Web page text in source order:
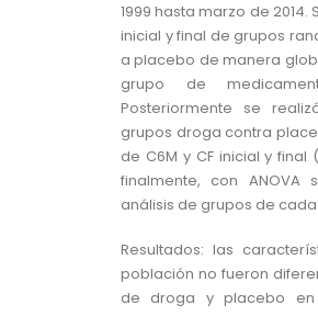
1999 hasta marzo de 2014.
inicial y final de grupos
a placebo de manera
grupo de
Posteriormente se
grupos droga contra
de C6M y CF inicial y final
finalmente, con
análisis de grupos de
Resultados: las
población no fueron
de droga y placebo